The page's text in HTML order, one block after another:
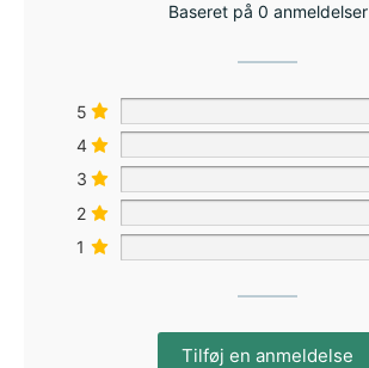
Baseret på 0 anmeldelser
5
4
3
2
1
Tilføj en anmeldelse